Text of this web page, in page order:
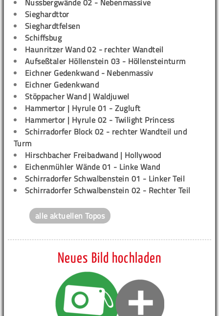
Sieghardttor
Sieghardtfelsen
Schiffsbug
Haunritzer Wand 02 - rechter Wandteil
Aufseßtaler Höllenstein 03 - Höllensteinturm
Eichner Gedenkwand - Nebenmassiv
Eichner Gedenkwand
Stöppacher Wand | Waldjuwel
Hammertor | Hyrule 01 - Zugluft
Hammertor | Hyrule 02 - Twilight Princess
Schirradorfer Block 02 - rechter Wandteil und
Turm
Hirschbacher Freibadwand | Hollywood
Eichenmühler Wände 01 - Linke Wand
Schirradorfer Schwalbenstein 01 - Linker Teil
Schirradorfer Schwalbenstein 02 - Rechter Teil
alle aktuellen Topos
Neues Bild hochladen